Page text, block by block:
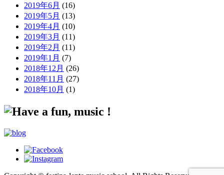
2019年6月 (16)
2019年5月 (13)
2019年4月 (10)
2019年3月 (11)
2019年2月 (11)
2019年1月 (7)
2018年12月 (26)
2018年11月 (27)
2018年10月 (1)